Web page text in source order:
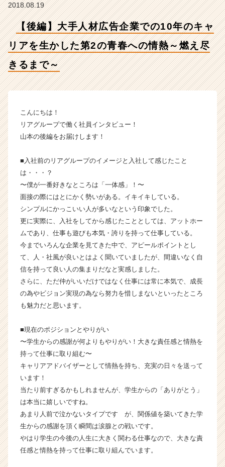
～
燃
え
ま
【株
式
H
t
e
a
m
の
イ
ム
ラ
イ
ン】
チ
ャ
ー・
成
企
ら
ス
カ
ウ
2018.08.19
【後編】大手人材広告企業での10年のキャ
リアを生かした第2の青春への情熱～燃え尽
きるまで～
こんにちは！
リアグループで働く社員インタビュー！
山本の後編をお届けします！
■入社前のリアグループのイメージと入社して感じたこと
は・・・？
〜僕が一番好きなところは「一体感」！〜
面接の際にはとにかく勢いがある。イキイキしている。
シンプルにかっこいい人が多いなという印象でした。
更に実際に、入社をしてから感じたこととしては、アットホー
ムであり、仕事も遊びも本気・誇りを持って仕事している。
今までいろんな企業を見てきた中で、アピールポイントとし
て、人・社風が良いとはよく聞いていましたが、間違いなく自
信を持って良い人の集まりだなと実感しました。
さらに、ただ仲がいいだけではなく仕事には常に本気で、成長
の為やビジョン実現の為なら努力を惜しまないといったところ
も魅力だと思います。
■現在のポジションとやりがい
〜学生からの感謝が何よりもやりがい！大きな責任感と情熱を
持って仕事に取り組む〜
キャリアアドバイザーとして情熱を持ち、充実の日々を送って
います！
当たり前すぎるかもしれませんが、学生からの「ありがとう」
は本当に嬉しいですね。
あまり人前で泣かないタイプです が、関係値を築いてきた学
生からの感謝を頂く瞬間は涙腺との戦いです。
やはり学生の今後の人生に大きく関わる仕事なので、大きな責
任感と情熱を持って仕事に取り組んでいます。